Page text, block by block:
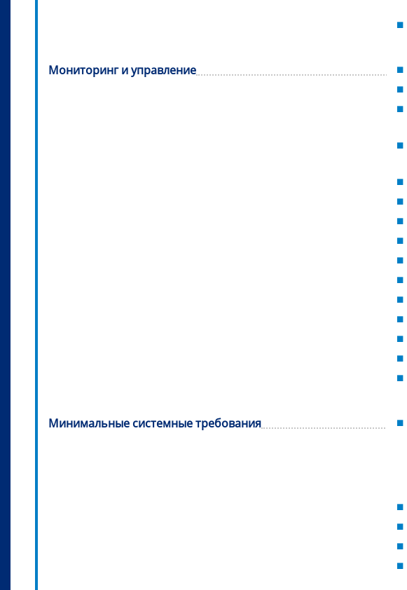
Мониторинг и управление
Минимальные системные требования